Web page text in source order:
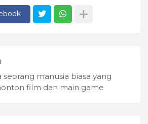
seorang manusia biasa yang
film dan main game